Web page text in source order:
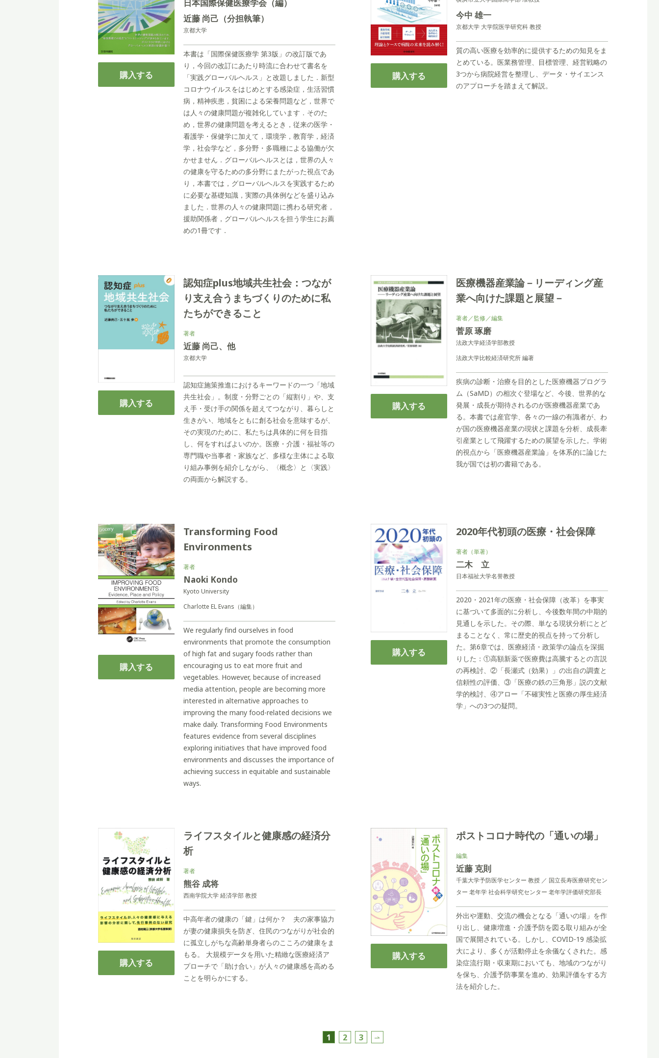
購入する
日本国際保健医療学会（編）
近藤 尚己（分担執筆）
京都大学
本書は「国際保健医療学 第3版」の改訂版であ
り，今回の改訂にあたり時流に合わせて書名を
「実践グローバルヘルス」と改題しました．新型
コロナウイルスをはじめとする感染症，生活習慣
病，精神疾患，貧困による栄養問題など，世界で
は人々の健康問題が複雑化しています．そのた
め，世界の健康問題を考えるとき，従来の医学・
看護学・保健学に加えて，環境学，教育学，経済
学，社会学など，多分野・多職種による協働が欠
かせません．グローバルヘルスとは，世界の人々
の健康を守るための多分野にまたがった視点であ
り，本書では，グローバルヘルスを実践するため
に必要な基礎知識，実際の具体例などを盛り込み
ました．世界の人々の健康問題に携わる研究者，
援助関係者，グローバルヘルスを担う学生にお薦
めの1冊です．
購入する
今中 雄一
京都大学 大学院医学研究科 教授
質の高い医療を効率的に提供するための知見をま
とめている。医業務管理、目標管理、経営戦略の
3つから病院経営を整理し、データ・サイエンス
のアプローチを踏まえて解説。
購入する
認知症plus地域共生社会：つなが
り支え合うまちづくりのために私
たちができること
著者
近藤 尚己、他
京都大学
認知症施策推進におけるキーワードの一つ「地域
共生社会」。制度・分野ごとの「縦割り」や、支
え手・受け手の関係を超えてつながり、暮らしと
生きがい、地域をともに創る社会を意味するが、
その実現のために、私たちは具体的に何を目指
し、何をすればよいのか。医療・介護・福祉等の
専門職や当事者・家族など、多様な主体による取
り組み事例を紹介しながら、〈概念〉と〈実践〉
の両面から解説する。
購入する
医療機器産業論－リーディング産
業へ向けた課題と展望－
著者／監修／編集
菅原 琢磨
法政大学経済学部教授
法政大学比較経済研究所 編著
疾病の診断・治療を目的とした医療機器プログラ
ム（SaMD）の相次ぐ登場など、今後、世界的な
発展・成長が期待されるのが医療機器産業であ
る。本書では産官学、各々の一線の有識者が、わ
が国の医療機器産業の現状と課題を分析、成長牽
引産業として飛躍するための展望を示した。学術
的視点から「医療機器産業論」を体系的に論じた
我が国では初の書籍である。
購入する
Transforming Food
Environments
著者
Naoki Kondo
Kyoto University
Charlotte EL Evans（編集）
We regularly find ourselves in food
environments that promote the consumption
of high fat and sugary foods rather than
encouraging us to eat more fruit and
vegetables. However, because of increased
media attention, people are becoming more
interested in alternative approaches to
improving the many food-related decisions we
make daily. Transforming Food Environments
features evidence from several disciplines
exploring initiatives that have improved food
environments and discusses the importance of
achieving success in equitable and sustainable
ways.
購入する
2020年代初頭の医療・社会保障
著者（単著）
二木 立
日本福祉大学名誉教授
2020・2021年の医療・社会保障（改革）を事実
に基づいて多面的に分析し、今後数年間の中期的
見通しを示した。その際、単なる現状分析にとど
まることなく、常に歴史的視点を持って分析し
た。第6章では、医療経済・政策学の論点を深掘
りした：①高額新薬で医療費は高騰するとの言説
の再検討、②「長瀬式（効果）」の出自の調査と
信頼性の評価、③「医療の鉄の三角形」説の文献
学的検討、④アロー「不確実性と医療の厚生経済
学」への3つの疑問。
購入する
ライフスタイルと健康感の経済分
析
著者
熊谷 成将
西南学院大学 経済学部 教授
中高年者の健康の「鍵」は何か？ 夫の家事協力
が妻の健康損失を防ぎ、住民のつながりが社会的
に孤立しがちな高齢単身者らのこころの健康をま
もる。 大規模データを用いた精緻な医療経済ア
プローチで「助け合い」が人々の健康感を高める
ことを明らかにする。
購入する
ポストコロナ時代の「通いの場」
編集
近藤 克則
千葉⼤学予防医学センター 教授 ／ 国⽴⻑寿医療研究セン
ター ⽼年学 社会科学研究センター ⽼年学評価研究部⻑
外出や運動、交流の機会となる「通いの場」を作
り出し、健康増進・介護予防を図る取り組みが全
国で展開されている。しかし、COVID-19 感染拡
⼤により、多くが活動停⽌を余儀なくされた。感
染症流⾏期・収束期においても、地域のつながり
を保ち、介護予防事業を進め、効果評価をする⽅
法を紹介した。
1 2 3